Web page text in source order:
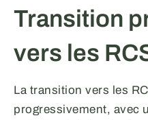
Transition
vers les
La transition vers les
progressivement, avec